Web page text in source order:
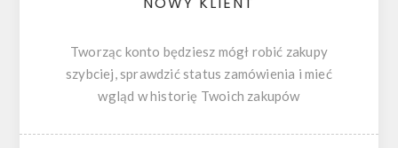
Tworząc konto będziesz mógł robić zakupy
szybciej, sprawdzić status zamówienia i mieć
wgląd w historię Twoich zakupów